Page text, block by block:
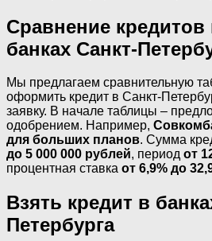
Сравнение
банках Санкт-
Мы предлагаем сравнительную
оформить кредит в Санкт-
заявку. В начале таблицы –
одобрением. Например,
для больших планов. Сумма
до 5 000 000 рублей, период от
процентная ставка от 6,9% до
Взять кредит в
Петербурга